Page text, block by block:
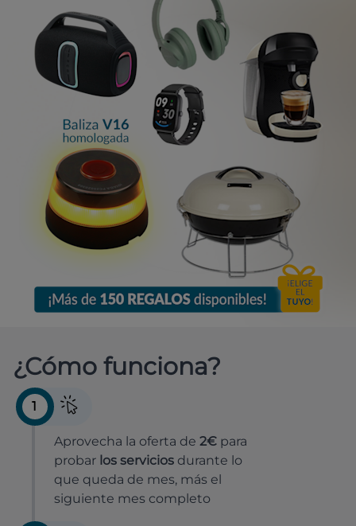
¿Cómo funciona?
1
Aprovecha la oferta de 2€ para
probar los servicios durante lo
que queda de mes, más el
siguiente mes completo